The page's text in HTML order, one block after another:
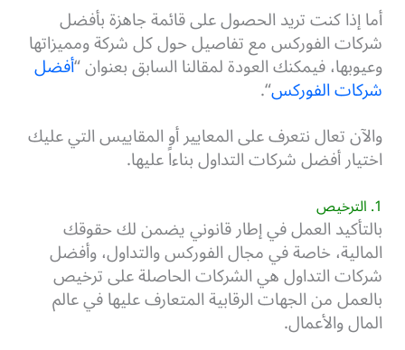
أما إذا كنت تريد الحصول على قائمة جاهزة بأفضل
شركات الفوركس مع تفاصيل حول كل شركة ومميزاتها
وعيوبها، فيمكنك العودة لمقالنا السابق بعنوان “أفضل
شركات الفوركس“.
والآن تعال نتعرف على المعايير أو المقاييس التي عليك
اختيار أفضل شركات التداول بناءاً عليها.
1. الترخيص
بالتأكيد العمل في إطار قانوني يضمن لك حقوقك
المالية، خاصة في مجال الفوركس والتداول، وأفضل
شركات التداول هي الشركات الحاصلة على ترخيص
بالعمل من الجهات الرقابية المتعارف عليها في عالم
المال والأعمال.